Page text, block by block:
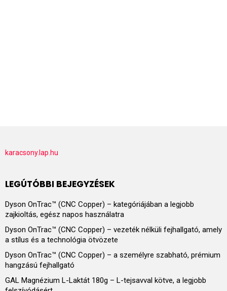
karacsony.lap.hu
LEGÚTÓBBI BEJEGYZÉSEK
Dyson OnTrac™ (CNC Copper) – kategóriájában a legjobb
zajkioltás, egész napos használatra
Dyson OnTrac™ (CNC Copper) – vezeték nélküli fejhallgató, amely
a stílus és a technológia ötvözete
Dyson OnTrac™ (CNC Copper) – a személyre szabható, prémium
hangzású fejhallgató
GAL Magnézium L-Laktát 180g – L-tejsavval kötve, a legjobb